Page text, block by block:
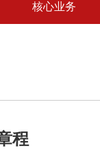
核心业务
程